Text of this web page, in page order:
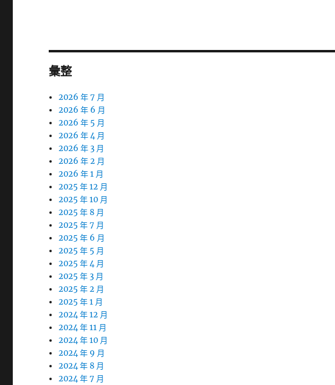
彙整
2026 年 7 月
2026 年 6 月
2026 年 5 月
2026 年 4 月
2026 年 3 月
2026 年 2 月
2026 年 1 月
2025 年 12 月
2025 年 10 月
2025 年 8 月
2025 年 7 月
2025 年 6 月
2025 年 5 月
2025 年 4 月
2025 年 3 月
2025 年 2 月
2025 年 1 月
2024 年 12 月
2024 年 11 月
2024 年 10 月
2024 年 9 月
2024 年 8 月
2024 年 7 月